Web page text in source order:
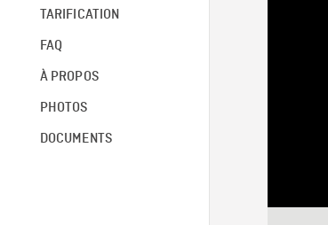
TARIFICATION
FAQ
À PROPOS
PHOTOS
DOCUMENTS